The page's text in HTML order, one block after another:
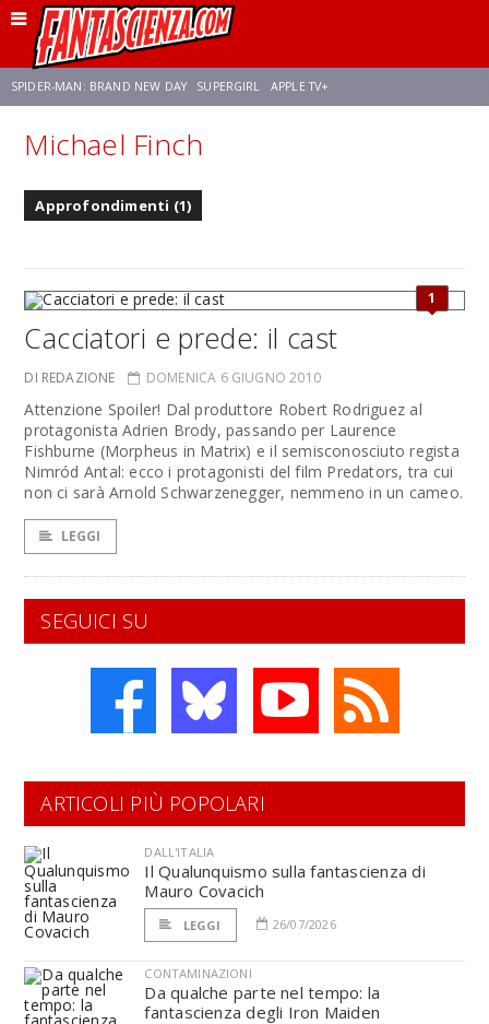
SPIDER-MAN: BRAND NEW DAY SUPERGIRL APPLE TV+
FRANCO RICCIARDIELLO ZENDAYA
Michael Finch
Approfondimenti (1)
1
Cacciatori e prede: il cast
DI REDAZIONE DOMENICA 6 GIUGNO 2010
Attenzione Spoiler! Dal produttore Robert Rodriguez al
protagonista Adrien Brody, passando per Laurence
Fishburne (Morpheus in Matrix) e il semisconosciuto regista
Nimród Antal: ecco i protagonisti del film Predators, tra cui
non ci sarà Arnold Schwarzenegger, nemmeno in un cameo.
LEGGI
SEGUICI SU
ARTICOLI PIÙ POPOLARI
DALL'ITALIA
Il Qualunquismo sulla fantascienza di
Mauro Covacich
LEGGI 26/07/2026
CONTAMINAZIONI
Da qualche parte nel tempo: la
fantascienza degli Iron Maiden